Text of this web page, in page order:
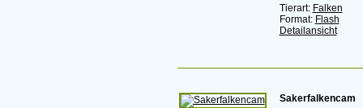
Tierart: Falken
Format: Flash
Detailansicht
Sakerfalkencam